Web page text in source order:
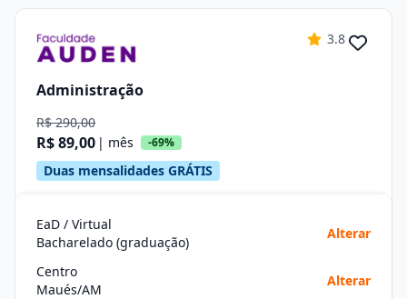
3.8
Administração
R$ 290,00
R$ 89,00 | mês -69%
Duas mensalidades GRÁTIS
EaD / Virtual
Bacharelado (graduação)
Alterar
Centro
Maués/AM
Alterar